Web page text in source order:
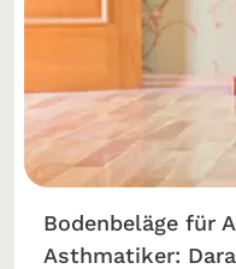
Bodenbeläge für
Asthmatiker: